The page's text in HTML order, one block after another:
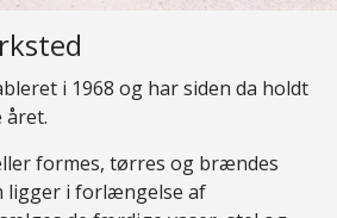
i 1968 og har siden da holdt
året.
formes, tørres og brændes
ligger i forlængelse af